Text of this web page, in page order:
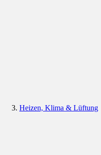
Heizen, Klima & Lüftung